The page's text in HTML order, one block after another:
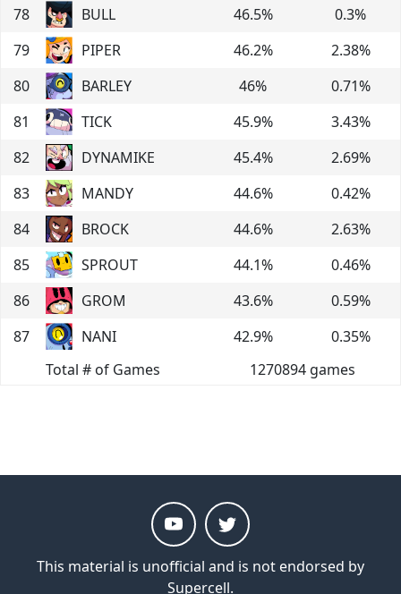
78
BULL 46.5% 0.3%
79
PIPER 46.2% 2.38%
80
BARLEY 46% 0.71%
81
TICK 45.9% 3.43%
82
DYNAMIKE 45.4% 2.69%
83
MANDY 44.6% 0.42%
84
BROCK 44.6% 2.63%
85
SPROUT 44.1% 0.46%
86
GROM 43.6% 0.59%
87
NANI 42.9% 0.35%
Total # of Games
1270894 games
This material is unofficial and is not endorsed by
Supercell.